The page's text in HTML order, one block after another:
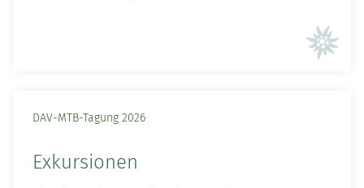
DAV-MTB-Tagung 2026
Exkursionen